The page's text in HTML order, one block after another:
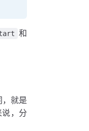
和
，就是
，分